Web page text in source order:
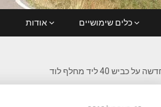
כלים שימושיים אודות
40 ליד מחלף לוד